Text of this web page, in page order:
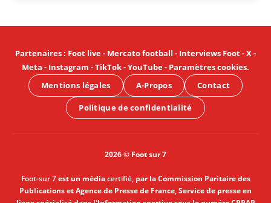
Partenaires: Foot live- Mercato football - Interviews Foot-X-
Meta - Instagram -TikTok-YouTube- Paramètres cookies.
Mentions légales
A-Propos Contact
Politique de confidentialité
2026 © Foot sur 7
Foot-sur 7est un médiacertifié, par la Commission Paritaire des
Publications et Agence de Presse de France, Service de presse en